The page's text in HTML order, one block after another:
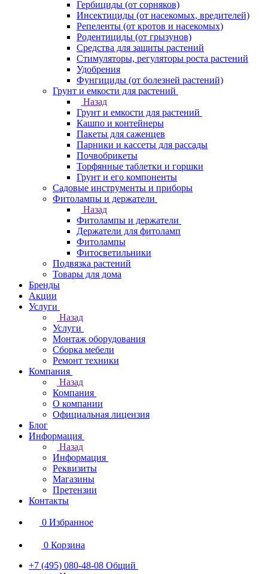
Гербициды (от сорняков)
Инсектициды (от насекомых, вредителей)
Репеленты (от кротов и насекомых)
Родентициды (от грызунов)
Средства для защиты растений
Стимуляторы, регуляторы роста растений
Удобрения
Фунгициды (от болезней растений)
Грунт и емкости для растений
Назад
Грунт и емкости для растений
Кашпо и контейнеры
Пакеты для саженцев
Парники и кассеты для рассады
Почвобрикеты
Торфянные таблетки и горшки
Грунт и его компоненты
Садовые инструменты и приборы
Фитолампы и держатели
Назад
Фитолампы и держатели
Держатели для фитоламп
Фитолампы
Фитосветильники
Подвязка растений
Товары для дома
Бренды
Акции
Услуги
Назад
Услуги
Монтаж оборудования
Сборка мебели
Ремонт техники
Компания
Назад
Компания
О компании
Официальная лицензия
Блог
Информация
Назад
Информация
Реквизиты
Магазины
Претензии
Контакты
0 Избранное
0 Корзина
+7 (495) 080-48-08 Общий